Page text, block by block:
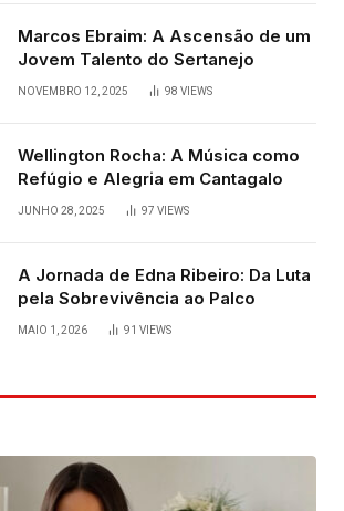
Marcos Ebraim: A Ascensão de um
Jovem Talento do Sertanejo
NOVEMBRO 12, 2025 98 VIEWS
Wellington Rocha: A Música como
Refúgio e Alegria em Cantagalo
JUNHO 28, 2025 97 VIEWS
A Jornada de Edna Ribeiro: Da Luta
pela Sobrevivência ao Palco
MAIO 1, 2026 91 VIEWS